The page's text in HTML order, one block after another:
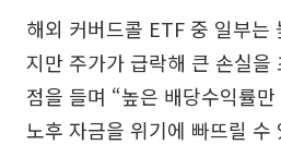
해외 커버드콜 ETF 중 일부는
지만 주가가 급락해 큰 손실을
점을 들며 “높은 배당수익률
노후 자금을 위기에 빠뜨릴 수